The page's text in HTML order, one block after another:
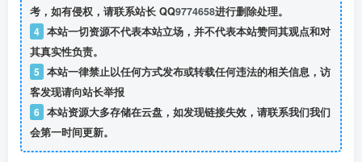
考，如有侵权，请联系站长 QQ9774658进行删除处理。
4 本站一切资源不代表本站立场，并不代表本站赞同其观点和对
其真实性负责。
5 本站一律禁止以任何方式发布或转载任何违法的相关信息，访
客发现请向站长举报
6 本站资源大多存储在云盘，如发现链接失效，请联系我们我们
会第一时间更新。